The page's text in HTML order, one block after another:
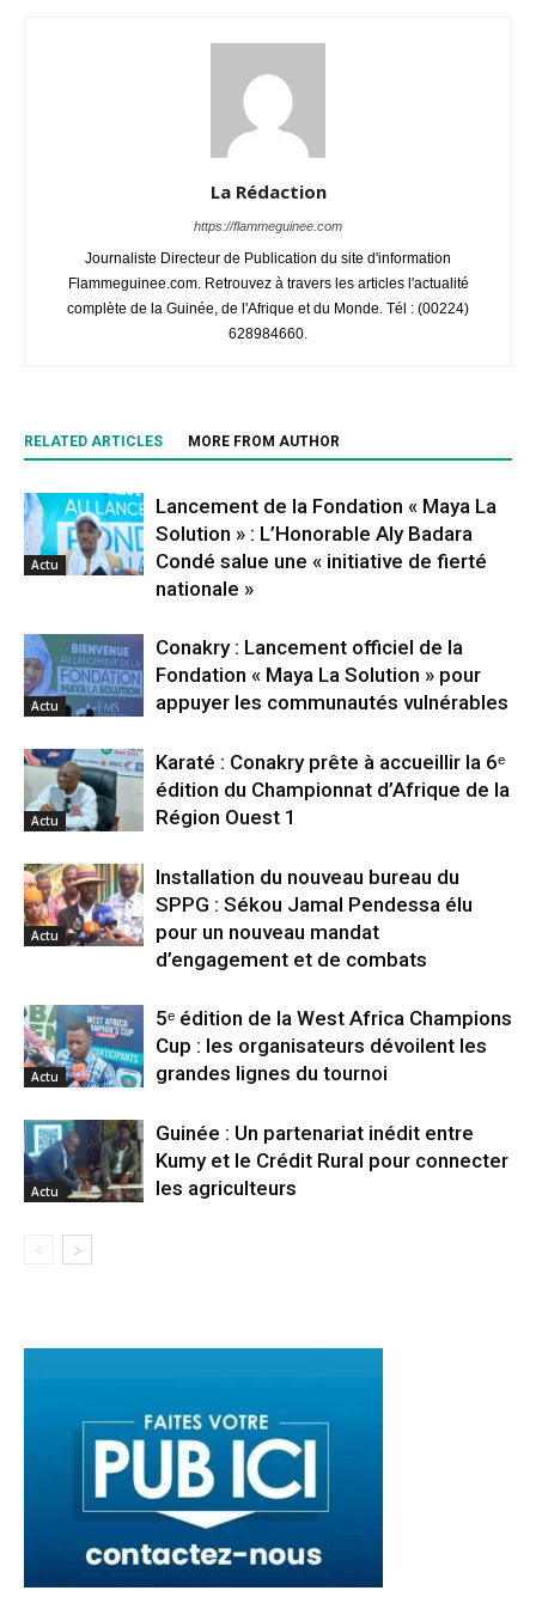
La Rédaction
https://flammeguinee.com
Journaliste Directeur de Publication du site d'information
Flammeguinee.com. Retrouvez à travers les articles l'actualité
complète de la Guinée, de l'Afrique et du Monde. Tél : (00224)
628984660.
RELATED ARTICLES MORE FROM AUTHOR
Actu
Lancement de la Fondation « Maya La
Solution » : L’Honorable Aly Badara
Condé salue une « initiative de fierté
nationale »
Actu
Conakry : Lancement officiel de la
Fondation « Maya La Solution » pour
appuyer les communautés vulnérables
Actu
Karaté : Conakry prête à accueillir la 6ᵉ
édition du Championnat d’Afrique de la
Région Ouest 1
Actu
Installation du nouveau bureau du
SPPG : Sékou Jamal Pendessa élu
pour un nouveau mandat
d’engagement et de combats
Actu
5ᵉ édition de la West Africa Champions
Cup : les organisateurs dévoilent les
grandes lignes du tournoi
Actu
Guinée : Un partenariat inédit entre
Kumy et le Crédit Rural pour connecter
les agriculteurs